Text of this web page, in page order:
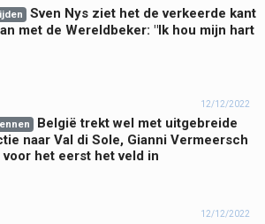
Sven Nys ziet het de verkeerde kant
met de Wereldbeker: "Ik hou mijn hart
12/12/2022
België trekt wel met uitgebreide
naar Val di Sole, Gianni Vermeersch
voor het eerst het veld in
12/12/2022